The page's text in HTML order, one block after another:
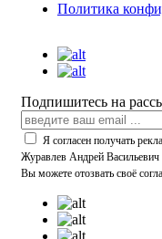
Политика
Подпишитесь на
Я согласен получать
Журавлев Андрей Васильевич
Вы можете отозвать своё